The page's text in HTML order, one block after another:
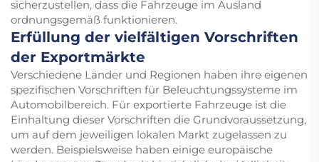
sicherzustellen, dass die Fahrzeuge im Ausland
ordnungsgemäß funktionieren.
Erfüllung der vielfältigen Vorschriften
der Exportmärkte
Verschiedene Länder und Regionen haben ihre eigenen
spezifischen Vorschriften für Beleuchtungssysteme im
Automobilbereich. Für exportierte Fahrzeuge ist die
Einhaltung dieser Vorschriften die Grundvoraussetzung,
um auf dem jeweiligen lokalen Markt zugelassen zu
werden. Beispielsweise haben einige europäische